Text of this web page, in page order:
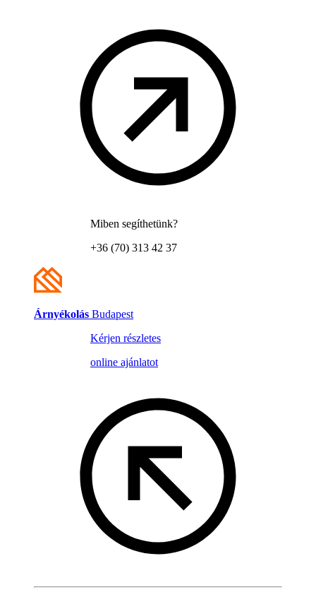
Miben segíthetünk?
+36 (70) 313 42 37
Árnyékolás Budapest
Kérjen részletes
online ajánlatot